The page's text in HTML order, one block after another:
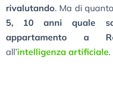
rivalutando. Ma di
5, 10 anni quale
appartamento a
all’intelligenza artificiale.